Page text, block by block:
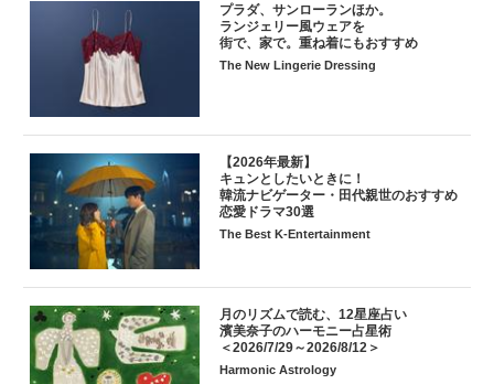
プラダ、サンローランほか。
ランジェリー風ウェアを
街で、家で。重ね着にもおすすめ
The New Lingerie Dressing
【2026年最新】
キュンとしたいときに！
韓流ナビゲーター・田代親世のおすすめ
恋愛ドラマ30選
The Best K-Entertainment
月のリズムで読む、12星座占い
濱美奈子のハーモニー占星術
＜2026/7/29～2026/8/12＞
Harmonic Astrology